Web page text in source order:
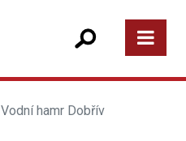
Vodní hamr Dobřív